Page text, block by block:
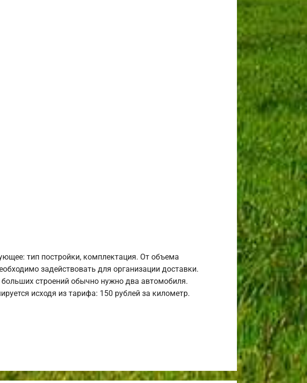
тип постройки, комплектация. От объема
задействовать для организации доставки.
строений обычно нужно два автомобиля.
исходя из тарифа: 150 рублей за километр.